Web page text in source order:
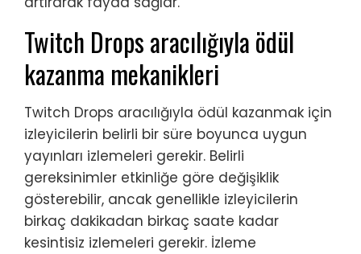
Twitch Drops aracılığıyla ödül
kazanma mekanikleri
Twitch Drops aracılığıyla ödül kazanmak için
izleyicilerin belirli bir süre boyunca uygun
yayınları izlemeleri gerekir. Belirli
gereksinimler etkinliğe göre değişiklik
gösterebilir, ancak genellikle izleyicilerin
birkaç dakikadan birkaç saate kadar
kesintisiz izlemeleri gerekir. İzleme